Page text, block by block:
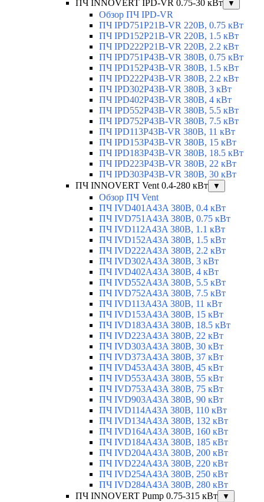
ПЧ INNOVERT IPD-VR 0.75-30 кВт
▼
Обзор ПЧ IPD-VR
ПЧ IPD751P21B-VR 220В, 0.75 кВт
ПЧ IPD152P21B-VR 220В, 1.5 кВт
ПЧ IPD222P21B-VR 220В, 2.2 кВт
ПЧ IPD751P43B-VR 380В, 0.75 кВт
ПЧ IPD152P43B-VR 380В, 1.5 кВт
ПЧ IPD222P43B-VR 380В, 2.2 кВт
ПЧ IPD302P43B-VR 380В, 3 кВт
ПЧ IPD402P43B-VR 380В, 4 кВт
ПЧ IPD552P43B-VR 380В, 5.5 кВт
ПЧ IPD752P43B-VR 380В, 7.5 кВт
ПЧ IPD113P43B-VR 380В, 11 кВт
ПЧ IPD153P43B-VR 380В, 15 кВт
ПЧ IPD183P43B-VR 380В, 18.5 кВт
ПЧ IPD223P43B-VR 380В, 22 кВт
ПЧ IPD303P43B-VR 380В, 30 кВт
ПЧ INNOVERT Vent 0.4-280 кВт
▼
Обзор ПЧ Vent
ПЧ IVD401A43A 380В, 0.4 кВт
ПЧ IVD751A43A 380В, 0.75 кВт
ПЧ IVD112A43A 380В, 1.1 кВт
ПЧ IVD152A43A 380В, 1.5 кВт
ПЧ IVD222A43A 380В, 2.2 кВт
ПЧ IVD302A43A 380В, 3 кВт
ПЧ IVD402A43A 380В, 4 кВт
ПЧ IVD552A43A 380В, 5.5 кВт
ПЧ IVD752A43A 380В, 7.5 кВт
ПЧ IVD113A43A 380В, 11 кВт
ПЧ IVD153A43A 380В, 15 кВт
ПЧ IVD183A43A 380В, 18.5 кВт
ПЧ IVD223A43A 380В, 22 кВт
ПЧ IVD303A43A 380В, 30 кВт
ПЧ IVD373A43A 380В, 37 кВт
ПЧ IVD453A43A 380В, 45 кВт
ПЧ IVD553A43A 380В, 55 кВт
ПЧ IVD753A43A 380В, 75 кВт
ПЧ IVD903A43A 380В, 90 кВт
ПЧ IVD114A43A 380В, 110 кВт
ПЧ IVD134A43A 380В, 132 кВт
ПЧ IVD164A43A 380В, 160 кВт
ПЧ IVD184A43A 380В, 185 кВт
ПЧ IVD204A43A 380В, 200 кВт
ПЧ IVD224A43A 380В, 220 кВт
ПЧ IVD254A43A 380В, 250 кВт
ПЧ IVD284A43A 380В, 280 кВт
ПЧ INNOVERT Pump 0.75-315 кВт
▼